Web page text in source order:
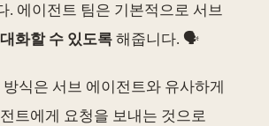
. 에이전트 팀은 기본적으로 서브
화할 수 있도록 해줍니다. 🗣️
식은 서브 에이전트와 유사하게
트에게 요청을 보내는 것으로